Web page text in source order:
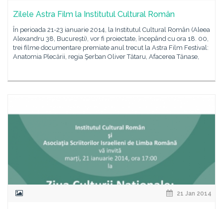
Zilele Astra Film la Institutul Cultural Român
În perioada 21-23 ianuarie 2014, la Institutul Cultural Român (Aleea
Alexandru 38, București), vor fi proiectate, începând cu ora 18. 00,
trei filme documentare premiate anul trecut la Astra Film Festival:
Anatomia Plecării, regia Şerban Oliver Tătaru, Afacerea Tănase,
21 Jan 2014